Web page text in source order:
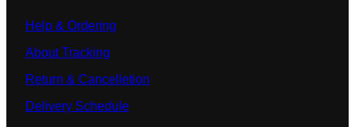
Help & Ordering
About Tracking
Return & Cancelletion
Delivery Schedule